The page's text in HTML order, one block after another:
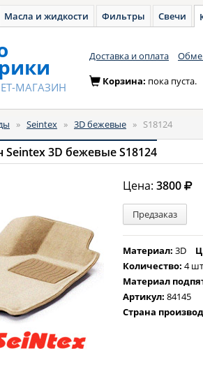
Масла и жидкости Фильтры Свечи
МАГАЗИН
Доставка и оплата
Корзина: пока пуста.
» Seintex » 3D бежевые » S18124
Seintex 3D бежевые S18124
Цена:3800
Предзаказ
Материал:3D
Количество:4
Материал
Артикул:84145
Страна